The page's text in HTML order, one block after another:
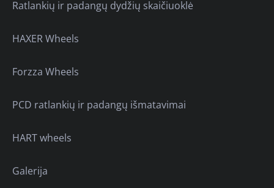
Ratlankių ir padangų dydžių skaičiuoklė
HAXER Wheels
Forzza Wheels
PCD ratlankių ir padangų išmatavimai
HART wheels
Galerija